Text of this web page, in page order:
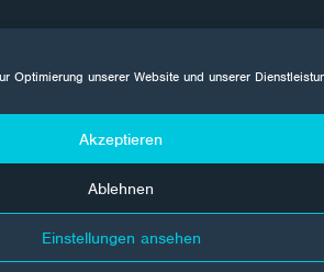
Optimierung unserer Website und unserer
Akzeptieren
Ablehnen
Einstellungen ansehen